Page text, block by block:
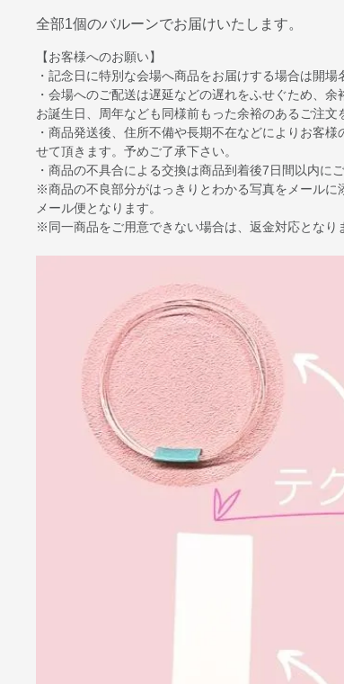
全部1個のバルーンでお届けいたします。
【お客様へのお願い】
・記念日に特別な会場へ商品をお届けする場合は開
・会場へのご配送は遅延などの遅れをふせぐため、余
お誕生日、周年なども同様前もった余裕のあるご注文
・商品発送後、住所不備や長期不在などによりお客
せて頂きます。予めご了承下さい。
・商品の不具合による交換は商品到着後7日間以内に
※商品の不良部分がはっきりとわかる写真をメール
メール便となります。
※同一商品をご用意できない場合は、返金対応となり